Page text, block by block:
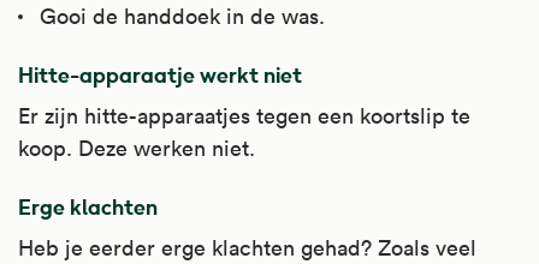
Gooi de handdoek in de was.
Hitte-apparaatje werkt niet
Er zijn hitte-apparaatjes tegen een koortslip te
koop. Deze werken niet.
Erge klachten
Heb je eerder erge klachten gehad? Zoals veel